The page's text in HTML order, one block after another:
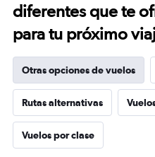
diferentes que te
para tu próximo
Otras opciones de vuelos
Rutas alternativas
Vuelos por clase